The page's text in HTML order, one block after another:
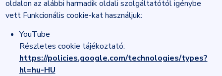
oldalon az alábbi harmadik oldali szolgáltatótól igénybe
vett Funkcionális cookie-kat használjuk:
YouTube
Részletes cookie tájékoztató:
https://policies.google.com/technologies/types?
hl=hu-HU